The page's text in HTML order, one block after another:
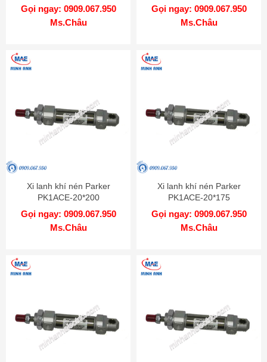
Gọi ngay: 0909.067.950
Ms.Châu
Gọi ngay: 0909.067.950
Ms.Châu
Xi lanh khí nén Parker
PK1ACE-20*200
Gọi ngay: 0909.067.950
Ms.Châu
Xi lanh khí nén Parker
PK1ACE-20*175
Gọi ngay: 0909.067.950
Ms.Châu